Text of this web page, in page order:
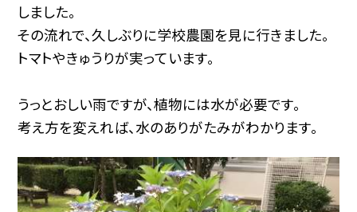
しました。
その流れで、久しぶりに学校農園を見に行きました。
トマトやきゅうりが実っています。
うっとおしい雨ですが、植物には水が必要です。
考え方を変えれば、水のありがたみがわかります。